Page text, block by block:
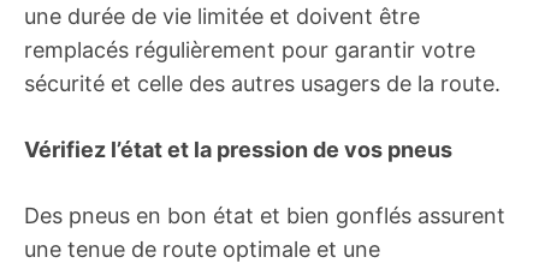
une durée de vie limitée et doivent être
remplacés régulièrement pour garantir votre
sécurité et celle des autres usagers de la route.
Vérifiez l’état et la pression de vos pneus
Des pneus en bon état et bien gonflés assurent
une tenue de route optimale et une